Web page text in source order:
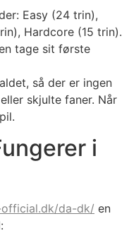
Easy (24 trin),
Hardcore (15 trin).
tage sit første
så der er ingen
skjulte faner. Når
i
da-dk/ en